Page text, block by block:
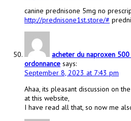
canine prednisone 5mg no
http://prednisone1st.store/#
acheter du naproxen 500
ordonnance says:
September 8, 2023 at 7:43 pm
Ahaa, its pleasant discussion on
at this website,
I have read all that, so now me